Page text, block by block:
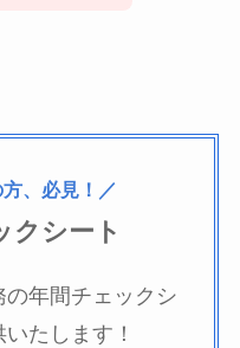
、必見！／
クシート
の年間チェックシ
たします！